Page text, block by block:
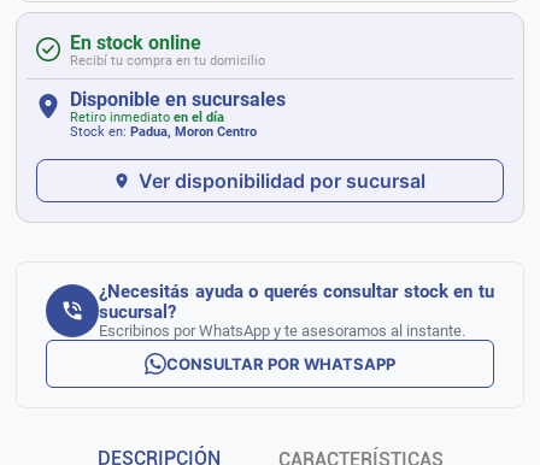
En stock online
Recibí tu compra en tu domicilio
Disponible en sucursales
Retiro inmediato en el día
Stock en: Padua, Moron Centro
Ver disponibilidad por sucursal
¿Necesitás ayuda o querés consultar stock en tu
sucursal?
Escribinos por WhatsApp y te asesoramos al instante.
CONSULTAR POR WHATSAPP
DESCRIPCIÓN CARACTERÍSTICAS